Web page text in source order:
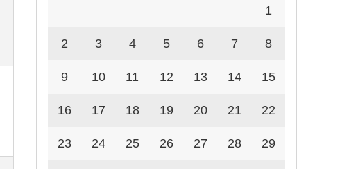
1
2 3 4 5 6 7 8
9 10 11 12 13 14 15
16 17 18 19 20 21 22
23 24 25 26 27 28 29